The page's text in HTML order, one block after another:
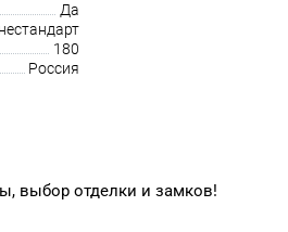
Да
180
Россия
выбор отделки и замков!